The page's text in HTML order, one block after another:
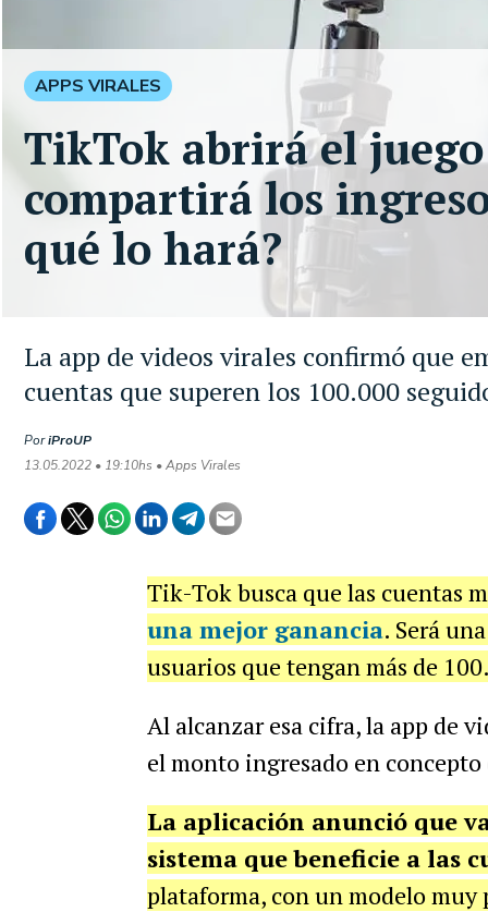
La app de videos virales confirmó que
cuentas que superen los 100.000
PoriProUP
13.05.2022 • 19:10hs • Apps Virales
APPS VIRALES
TikTok abrirá el
compartirá los
qué lo hará?
Tik-Tok busca que las cuentas
una mejor ganancia. Será
usuarios que tengan más de
Al alcanzar esa cifra, la app de
el monto ingresado en
La aplicación anunció que
sistema que beneficie a las
plataforma, con un modelo muy